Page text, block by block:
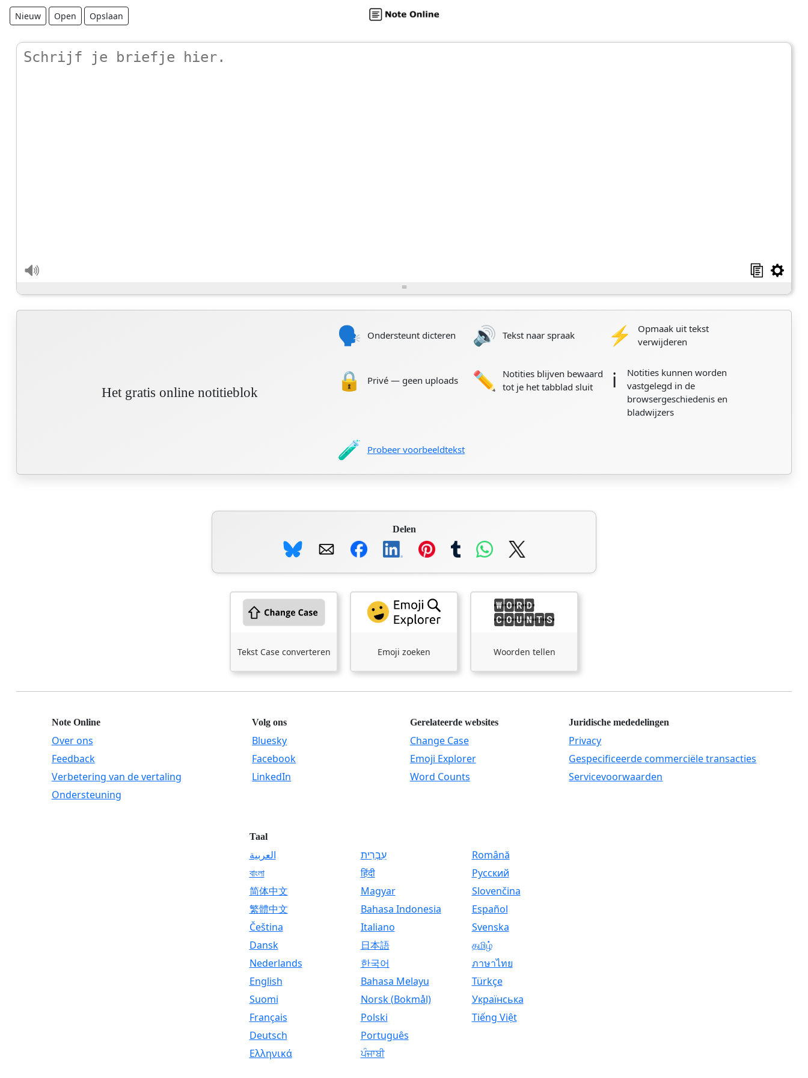
Nieuw Open Opslaan
=
Het gratis online notitieblok
🗣️ Ondersteunt dicteren 🔊 Tekst naar spraak ⚡
Opmaak uit tekst
verwijderen
🔒 Privé — geen uploads ✏️
Notities blijven bewaard
tot je het tabblad sluit
ℹ️
Notities kunnen worden
vastgelegd in de
browsergeschiedenis en
bladwijzers
🧪 Probeer voorbeeldtekst
Delen
Tekst Case converteren Emoji zoeken Woorden tellen
Note Online
Over ons
Feedback
Verbetering van de vertaling
Ondersteuning
Volg ons
Bluesky
Facebook
LinkedIn
Gerelateerde websites
Change Case
Emoji Explorer
Word Counts
Juridische mededelingen
Privacy
Gespecificeerde commerciële transacties
Servicevoorwaarden
Taal
العربية
বাংলা
简体中文
繁體中文
Čeština
Dansk
Nederlands
English
Suomi
Français
Deutsch
Ελληνικά
עִבְרִית
हिंदी
Magyar
Bahasa Indonesia
Italiano
日本語
한국어
Bahasa Melayu
Norsk (Bokmål)
Polski
Português
ਪੰਜਾਬੀ
Română
Русский
Slovenčina
Español
Svenska
தமிழ்
ภาษาไทย
Türkçe
Українська
Tiếng Việt